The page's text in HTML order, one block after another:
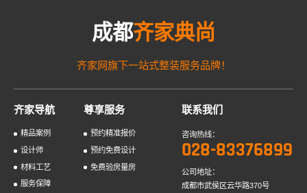
成都齐家典尚
齐家网旗下一站式整装服务品牌！
齐家导航
精品案例
设计师
材料工艺
服务保障
尊享服务
预约精准报价
预约免费设计
免费验房量房
联系我们
咨询热线：
028-83376899
公司地址：
成都市武侯区云华路370号